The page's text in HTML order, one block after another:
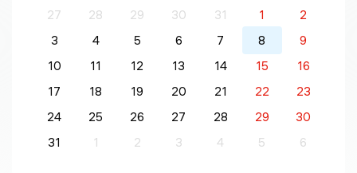
27
28 29 30 31 1
2
3
4 5 6 7 8
9
10
11 12 13 14 15
16
17
18 19 20 21 22
23
24
25 26 27 28 29
30
31
1 2 3 4 5 6